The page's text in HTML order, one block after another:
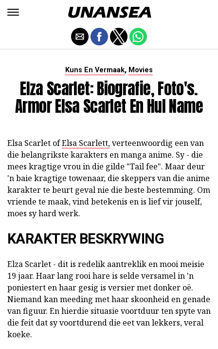
Kuns En Vermaak, Movies
Elza Scarlet: Biografie, Foto's.
Armor Elsa Scarlet En Hul Name
Elsa Scarlet ofElsa Scarlett,verteenwoordig een van
die belangrikste karakters en manga anime. Sy - die
mees kragtige vrou in die gilde "Tail fee". Maar deur
'n baie kragtige towenaar, die skeppers van die anime
karakter te beurt geval nie die beste bestemming. Om
vriende te maak, vind betekenis en is lief vir jouself,
moes sy hard werk.
KARAKTER BESKRYWING
Elza Scarlet - dit is redelik aantreklik en mooi meisie
19 jaar. Haar lang rooi hare is selde versamel in 'n
poniestert en haar gesig is versier met donker oë.
Niemand kan meeding met haar skoonheid en genade
van figuur. En hierdie situasie voortduur ten spyte van
die feit dat sy voortdurend die eet van lekkers, veral
koeke.